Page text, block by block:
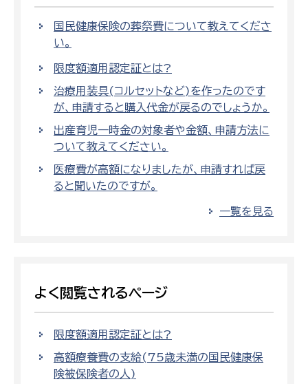
国民健康保険の葬祭費について教えてくださ
い。
限度額適用認定証とは?
治療用装具(コルセットなど)を作ったのです
が、申請すると購入代金が戻るのでしょうか。
出産育児一時金の対象者や金額、申請方法に
ついて教えてください。
医療費が高額になりましたが、申請すれば戻
ると聞いたのですが。
一覧を見る
よく閲覧されるページ
限度額適用認定証とは?
高額療養費の支給(75歳未満の国民健康保
険被保険者の人)